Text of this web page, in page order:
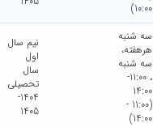
10:00)
سه شنبه
هرهفته،
سه شنبه
، 11:00-
14:00
(11:00 -
14:00)
نیم سال
اول
سال
تحصیلی
1404-
1405